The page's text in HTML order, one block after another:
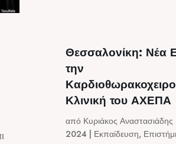
Θεσσαλονίκη: Νέα
την
Κλινική του ΑΧΕΠΑ
από Κυριάκος Αναστασιάδης|
2024
Εκπαίδευση,